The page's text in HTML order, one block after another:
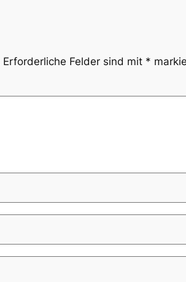
Erforderliche Felder sind mit *